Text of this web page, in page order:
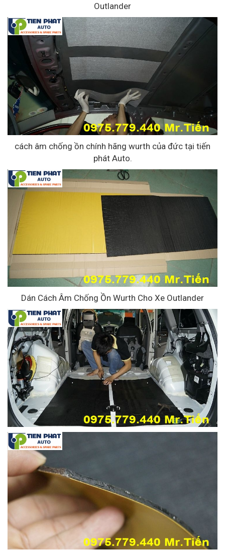
Outlander
cách âm chống ồn chính hãng wurth của đức tại tiến
phát Auto.
Dán Cách Âm Chống Ồn Wurth Cho Xe Outlander